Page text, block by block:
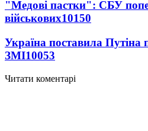
"Медові пастки": СБУ
військових10150
Україна поставила Путіна
ЗМІ10053
Читати коментарі